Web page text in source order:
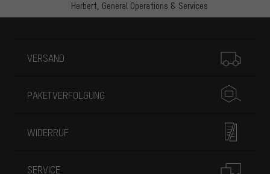
Herbert, General Operations & Services
VERSAND
PAKETVERFOLGUNG
WIDERRUF
SERVICE